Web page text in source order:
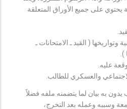
على جميع الأوراق المتعلقة
وتواريخها ( القيد ـ الامتحانات ـ
).
عليه.
والعسكري للطالب.
به بيان لما يتضمنه ملفه فضلاً
وسببه وعمله بعد التخرج،